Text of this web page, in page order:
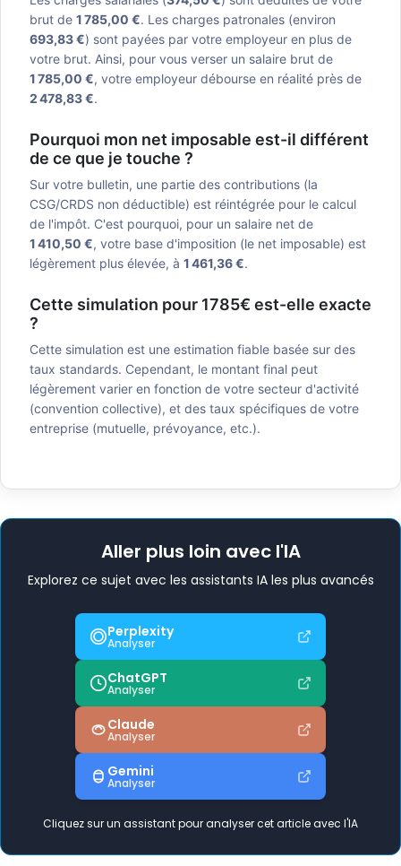
brut de 1 785,00 €. Les charges patronales (environ
693,83 €) sont payées par votre employeur en plus de
votre brut. Ainsi, pour vous verser un salaire brut de
1 785,00 €, votre employeur débourse en réalité près de
2 478,83 €.
Pourquoi mon net imposable est-il différent
de ce que je touche ?
Sur votre bulletin, une partie des contributions (la
CSG/CRDS non déductible) est réintégrée pour le calcul
de l'impôt. C'est pourquoi, pour un salaire net de
1 410,50 €, votre base d'imposition (le net imposable) est
légèrement plus élevée, à 1 461,36 €.
Cette simulation pour 1785€ est-elle exacte
?
Cette simulation est une estimation fiable basée sur des
taux standards. Cependant, le montant final peut
légèrement varier en fonction de votre secteur d'activité
(convention collective), et des taux spécifiques de votre
entreprise (mutuelle, prévoyance, etc.).
Aller plus loin avec l'IA
Explorez ce sujet avec les assistants IA les plus avancés
Perplexity
Analyser
ChatGPT
Analyser
Claude
Analyser
Gemini
Analyser
Cliquez sur un assistant pour analyser cet article avec l'IA